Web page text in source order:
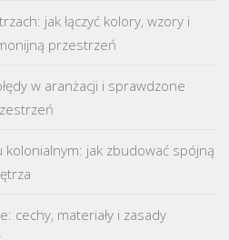
jak łączyć kolory, wzory i
przestrzeń
w aranżacji i sprawdzone
kolonialnym: jak zbudować spójną
cechy, materiały i zasady